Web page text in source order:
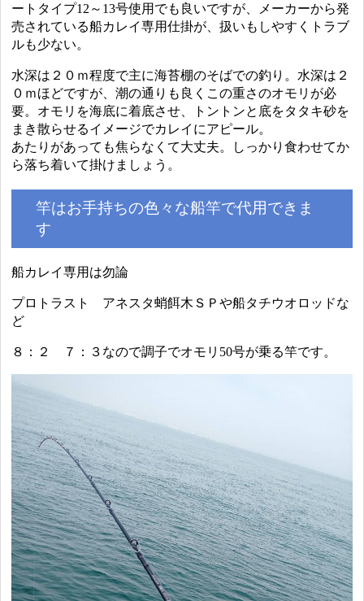
ートタイプ12～13号使用でも良いですが、メーカーから発
売されている船カレイ専用仕掛が、扱いもしやすくトラブ
ルも少ない。
水深は２０ｍ程度で主に海苔棚のそばでの釣り。水深は２
０ｍほどですが、潮の通りも良くこの重さのオモリが必
要。オモリを海底に着底させ、トントンと底をタタキ砂を
まき散らせるイメージでカレイにアピール。
あたりがあっても焦らなくて大丈夫。しっかり食わせてか
ら落ち着いて掛けましょう。
竿はお手持ちの色々な船竿で代用できま
す
船カレイ専用は勿論
プロトラスト アネスタ蛸餌木ＳＰや船タチウオロッドな
ど
８：２ ７：３なので調子でオモリ50号が乗る竿です。